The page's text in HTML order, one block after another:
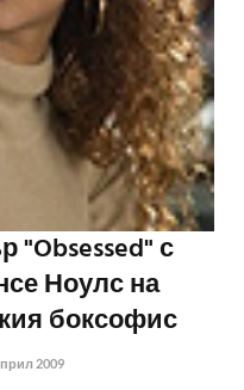
с
Ноулс на
боксофис
2009